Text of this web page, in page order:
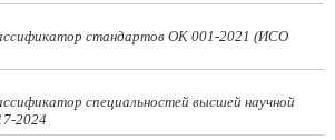
стандартов ОК 001-2021 (ИСО
специальностей высшей научной
2024